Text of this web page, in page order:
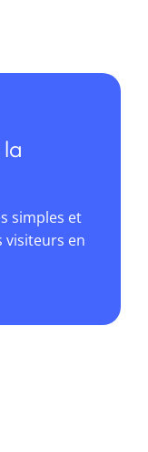
simples et
visiteurs en